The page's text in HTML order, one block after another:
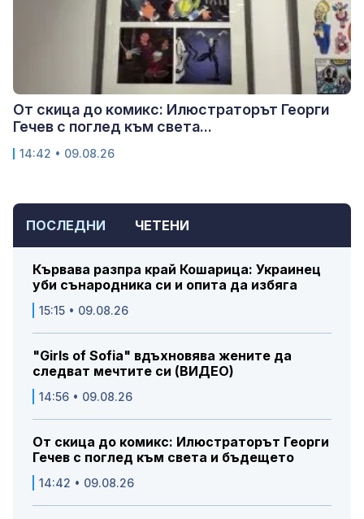
ПОСЛЕДНИ ЧЕТЕНИ
Кървава разпра край Кошарица: Украинец
уби сънародника си и опита да избяга
15:15 • 09.08.26
"Girls of Sofia" вдъхновява жените да
следват мечтите си (ВИДЕО)
14:56 • 09.08.26
От скица до комикс: Илюстраторът Георги
Гечев с поглед към света и бъдещето
14:42 • 09.08.26
От скица до комикс: Илюстраторът Георги
Гечев с поглед към света...
14:42 • 09.08.26